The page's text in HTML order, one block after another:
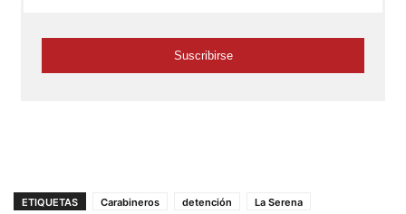
ETIQUETAS Carabineros detención
La Serena